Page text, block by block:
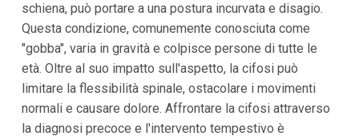
schiena, può portare a una postura incurvata e disagio.
Questa condizione, comunemente conosciuta come
"gobba", varia in gravità e colpisce persone di tutte le
età. Oltre al suo impatto sull'aspetto, la cifosi può
limitare la flessibilità spinale, ostacolare i movimenti
normali e causare dolore. Affrontare la cifosi attraverso
la diagnosi precoce e l'intervento tempestivo è